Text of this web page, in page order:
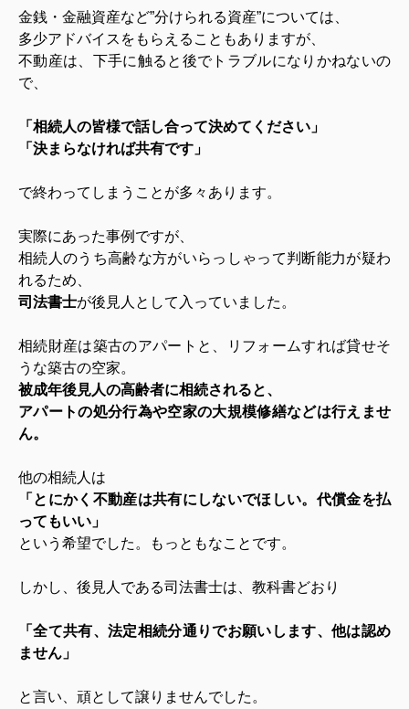
金銭・金融資産など”分けられる資産”については、
多少アドバイスをもらえることもありますが、
不動産は、下手に触ると後でトラブルになりかねないの
で、
「相続人の皆様で話し合って決めてください」
「決まらなければ共有です」
で終わってしまうことが多々あります。
実際にあった事例ですが、
相続人のうち高齢な方がいらっしゃって判断能力が疑わ
れるため、
司法書士が後見人として入っていました。
相続財産は築古のアパートと、リフォームすれば貸せそ
うな築古の空家。
被成年後見人の高齢者に相続されると、
アパートの処分行為や空家の大規模修繕などは行えませ
ん。
他の相続人は
「とにかく不動産は共有にしないでほしい。代償金を払
ってもいい」
という希望でした。もっともなことです。
しかし、後見人である司法書士は、教科書どおり
「全て共有、法定相続分通りでお願いします、他は認め
ません」
と言い、頑として譲りませんでした。